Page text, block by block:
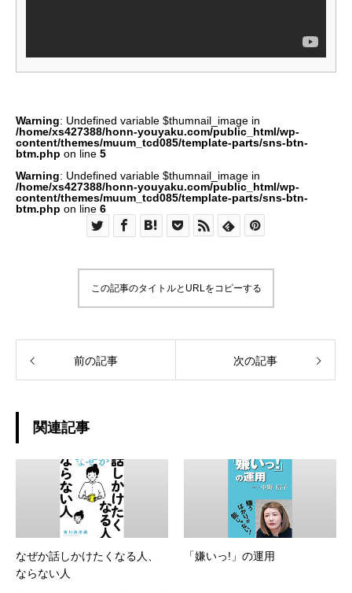
Warning: Undefined variable $thumnail_image in
/home/xs427388/honn-youyaku.com/public_html/wp-
content/themes/muum_tcd085/template-parts/sns-btn-
btm.php on line 5
Warning: Undefined variable $thumnail_image in
/home/xs427388/honn-youyaku.com/public_html/wp-
content/themes/muum_tcd085/template-parts/sns-btn-
btm.php on line 6
この記事のタイトルとURLをコピーする
前の記事 次の記事
関連記事
なぜか話しかけたくなる人、
ならない人
「嫌いっ!」の運用